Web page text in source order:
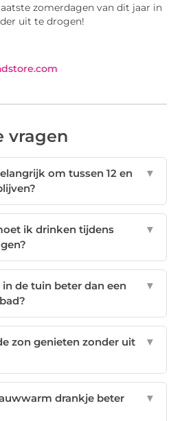
zomerdagen van dit jaar in
uit te drogen!
vragen
om tussen 12 en
▼
ik drinken tijdens
▼
de tuin beter dan een
▼
zon genieten zonder uit
▼
drankje beter
▼